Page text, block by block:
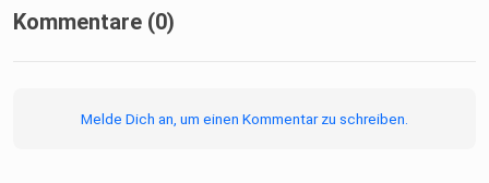
Kommentare (0)
Melde Dich an, um einen Kommentar zu schreiben.